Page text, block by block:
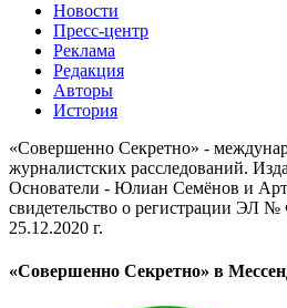
Новости
Пресс-центр
Реклама
Редакция
Авторы
История
«Совершенно Секретно» -
журналистских расследований.
Основатели - Юлиан Семёнов и
свидетельство о регистрации ЭЛ
25.12.2020 г.
«Совершенно Секретно» в